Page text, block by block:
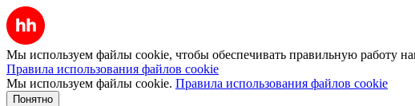
Мы используем файлы cookie, чтобы обеспечивать правильную работу
Правила использования файлов cookie
Мы используем файлы cookie. Правила использования файлов cookie
Понятно